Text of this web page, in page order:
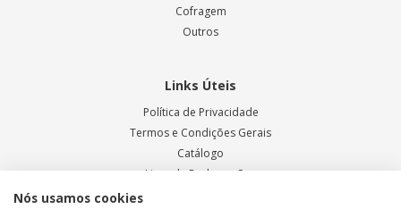
Cofragem
Outros
Links Úteis
Política de Privacidade
Termos e Condições Gerais
Catálogo
Livro de Reclamações
Nós usamos cookies